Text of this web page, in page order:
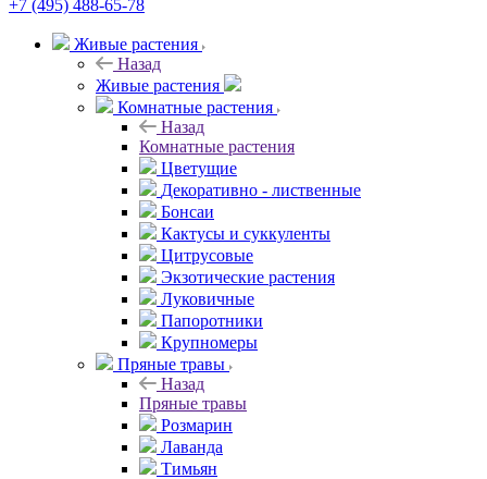
+7 (495) 488-65-78
Живые растения
Назад
Живые растения
Комнатные растения
Назад
Комнатные растения
Цветущие
Декоративно - лиственные
Бонсаи
Кактусы и суккуленты
Цитрусовые
Экзотические растения
Луковичные
Папоротники
Крупномеры
Пряные травы
Назад
Пряные травы
Розмарин
Лаванда
Тимьян